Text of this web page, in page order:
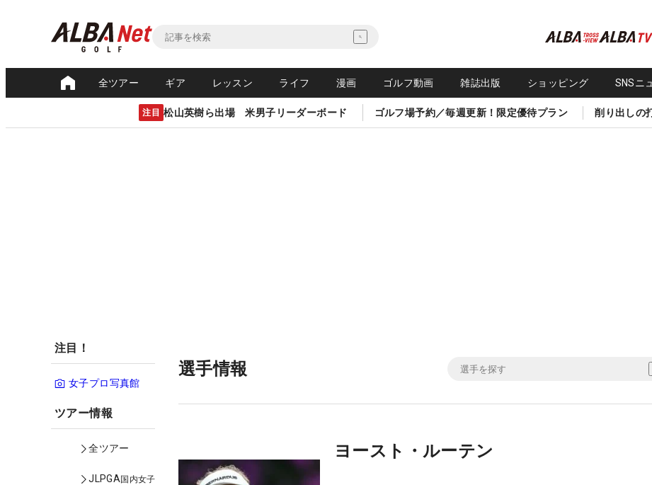
全ツアー ギア レッスン ライフ 漫画 ゴルフ動画 雑誌出版 ショッピング SNSニ
注目 松山英樹ら出場 米男子リーダーボード ゴルフ場予約／毎週更新！限定優待プラン 削り出しの
注目！
女子プロ写真館
ツアー情報
全ツアー
JLPGA国内女子
選手情報
ヨースト・ルーテン